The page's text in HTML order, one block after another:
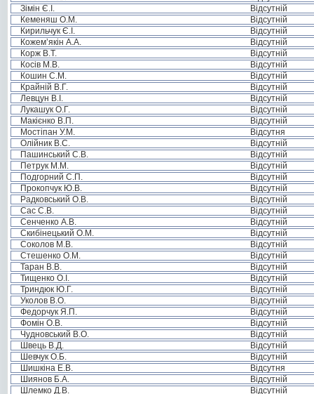
Зімін Є.І.
Відсутній
Кеменяш О.М.
Відсутній
Кирильчук Є.І.
Відсутній
Кожем’якін А.А.
Відсутній
Корж В.Т.
Відсутній
Косів М.В.
Відсутній
Кошин С.М.
Відсутній
Крайній В.Г.
Відсутній
Левцун В.І.
Відсутній
Лукашук О.Г.
Відсутній
Макієнко В.П.
Відсутній
Мостіпан У.М.
Відсутня
Олійник В.С.
Відсутній
Пашинський С.В.
Відсутній
Петрук М.М.
Відсутній
Подгорний С.П.
Відсутній
Прокопчук Ю.В.
Відсутній
Радковський О.В.
Відсутній
Сас С.В.
Відсутній
Сенченко А.В.
Відсутній
Скибінецький О.М.
Відсутній
Соколов М.В.
Відсутній
Стешенко О.М.
Відсутній
Таран В.В.
Відсутній
Тищенко О.І.
Відсутній
Триндюк Ю.Г.
Відсутній
Уколов В.О.
Відсутній
Федорчук Я.П.
Відсутній
Фомін О.В.
Відсутній
Чудновський В.О.
Відсутній
Швець В.Д.
Відсутній
Шевчук О.Б.
Відсутній
Шишкіна Е.В.
Відсутня
Шиянов Б.А.
Відсутній
Шлемко Д.В.
Відсутній